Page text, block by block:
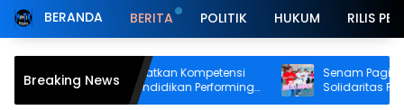
BERANDA BERITA POLITIK HUKUM RILIS
Breaking News
BRI BO Ambon Tingkatkan Kompetensi
Frontliner melalui Pendidikan Performing
CS dan Teller
Senam Pagi
Solidaritas Pekerja